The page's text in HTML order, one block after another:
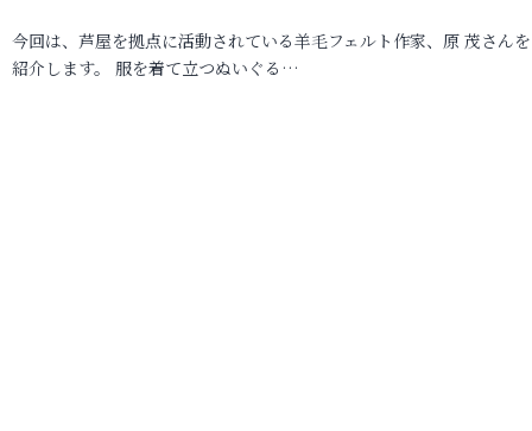
今回は、芦屋を拠点に活動されている羊毛フェルト作家、原 茂さん
紹介します。 服を着て立つぬいぐる…